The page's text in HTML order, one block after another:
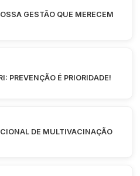
GESTÃO QUE MERECEM
PREVENÇÃO É PRIORIDADE!
DE MULTIVACINAÇÃO